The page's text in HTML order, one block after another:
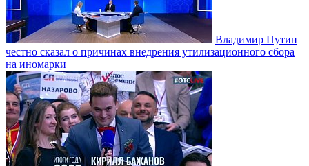
Владимир Путин
честно сказал о причинах внедрения утилизационного сбора
на иномарки